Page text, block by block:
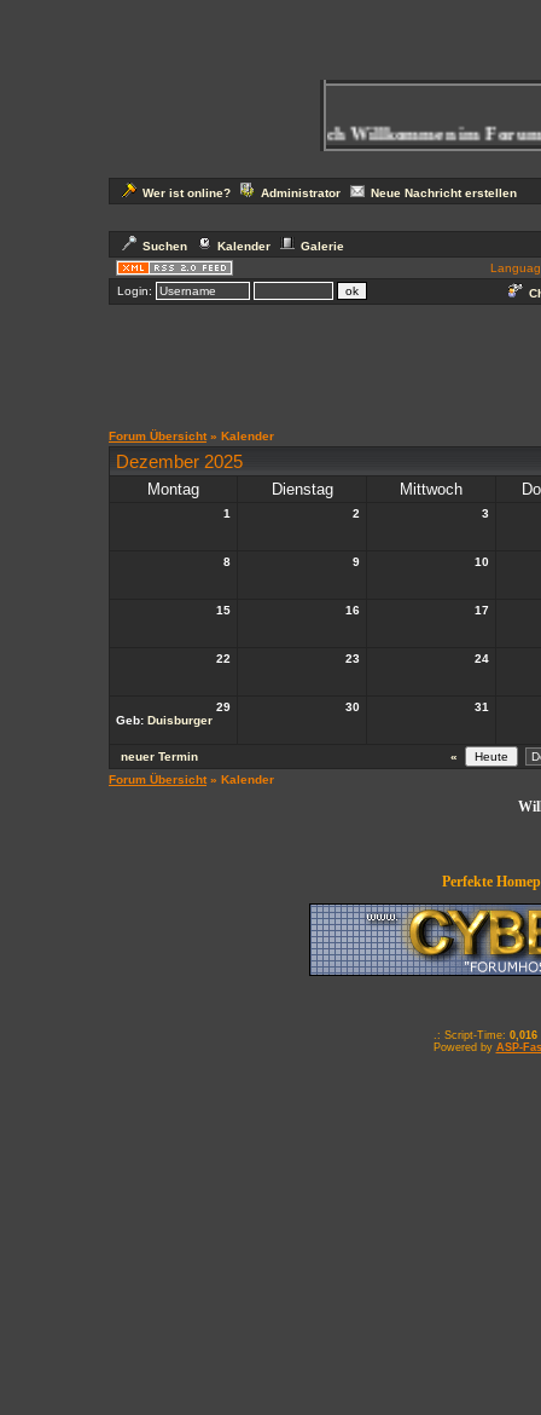
Herzlich Willkommen im Forum
Wer ist online? Administrator Neue Nachricht erstellen
Suchen Kalender
Galerie
Login:
Forum Übersicht» Kalender
Dezember 2025
Montag Dienstag Mittwoch
1 2 3
8 9 10
15 16 17
22 23 24
29
Geb: Duisburger
30 31
neuer Termin
«
Forum Übersicht» Kalender
Perfekte
.: Script-Time: 0,016
Powered by ASP-